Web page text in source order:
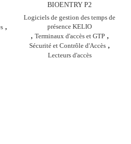
,
BIOENTRY P2
Logiciels de gestion des temps de
présence KELIO
, Terminaux d'accès et GTP,
Sécurité et Contrôle d'Accès ,
Lecteurs d'accès